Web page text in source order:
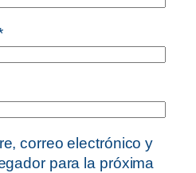
correo electrónico y
para la próxima